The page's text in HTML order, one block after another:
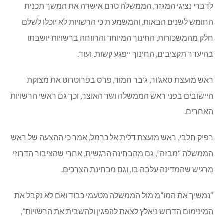
לדברי נציגי המגזר, הממשלה טרם אישרה את המשך תכנית
החומש לשנים הבאות, והמשמעות כי הרשויות לא יוכלו לשלם
חלק מהמשכורות, החינוך המיוחד והרווחה ברשויות יושבתו
בהיעדר תקציבים, החינוך ייפגע קשות, ועוד.
ראש מועצת סאג’ור, ג’בר חמוד, פרס בפרוטרוט את מצוקת
היישובים בפני ראש הממשלה ושר האוצר, וכך גם ראשי הרשויות
האחרים.
רפיק חלבי, ראש מועצת דלית אל כרמל, אמר כי ההצעה של ראש
הממשלה “מבזה”, גם מהבחינה הרגשית, אחרי שהציבור הדרוזי
מרגיש שהמדינה עלבה בו, וגם מבחינת הצרכים.
“נמשיך את המו”מ מול הממשלה מטעמי כבוד ואם לא נקבל את
המינימום הדרוש ניאלץ לצאת להפגין ולהשבית את הרשויות”,